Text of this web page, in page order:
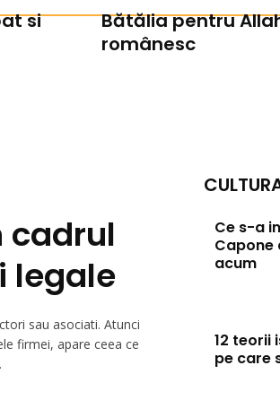
si
Bătălia pentru
românesc
cadrul
legale
sau asociati. Atunci
firmei, apare ceea ce
Ce s-a
Capone
acum
12 teorii
pe care